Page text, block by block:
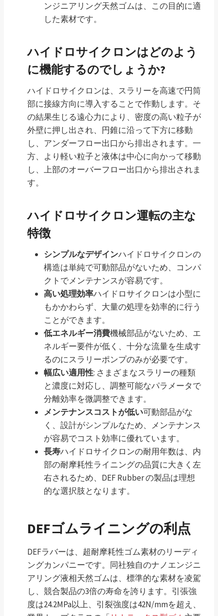
ンジニアリング天然ゴムは、この目的に適
した素材です。
ハイドロサイクロンはどのよう
に機能するのでしょうか?
ハイドロサイクロンは、スラリーを高速で円筒
部に接線方向に導入することで作動します。そ
の結果生じる遠心力により、密度の高い粒子が
外壁に押し出され、円錐に沿って下方に移動
し、アンダーフロー出口から排出されます。一
方、より軽い粒子と液体は中心に向かって移動
し、上部のオーバーフロー出口から排出されま
す。
ハイドロサイクロン運転の主な
特徴
シンプルなデザインハイドロサイクロンの
構造は単純で可動部品がないため、コンパ
クトでメンテナンスが容易です。
高い処理効率ハイドロサイクロンは小型に
もかかわらず、大量の処理を効率的に行う
ことができます。
低エネルギー消費機械部品がないため、エ
ネルギー要件が低く、十分な流量を生成す
るのにスラリーポンプのみが必要です。
幅広い適用性: さまざまなスラリーの種類
と濃度に対応し、調整可能なパラメータで
分離効率を微調整できます。
メンテナンスコストが低い可動部品がな
く、設計がシンプルなため、メンテナンス
が容易でコスト効率に優れています。
長寿ハイドロサイクロンの耐用年数は、内
部の耐摩耗性ライニングの品質に大きく左
右されるため、DEF Rubber の製品は理想
的な選択肢となります。
DEFゴムライニングの利点
DEFラバーは、超耐摩耗性ゴム素材のリーディ
ングカンパニーです。同社独自のナノエンジニ
アリング液相天然ゴムは、標準的な素材を凌駕
し、競合製品の3倍の寿命を誇ります。引張強
度は24.2MPa以上、引裂強度は42N/mmを超え、